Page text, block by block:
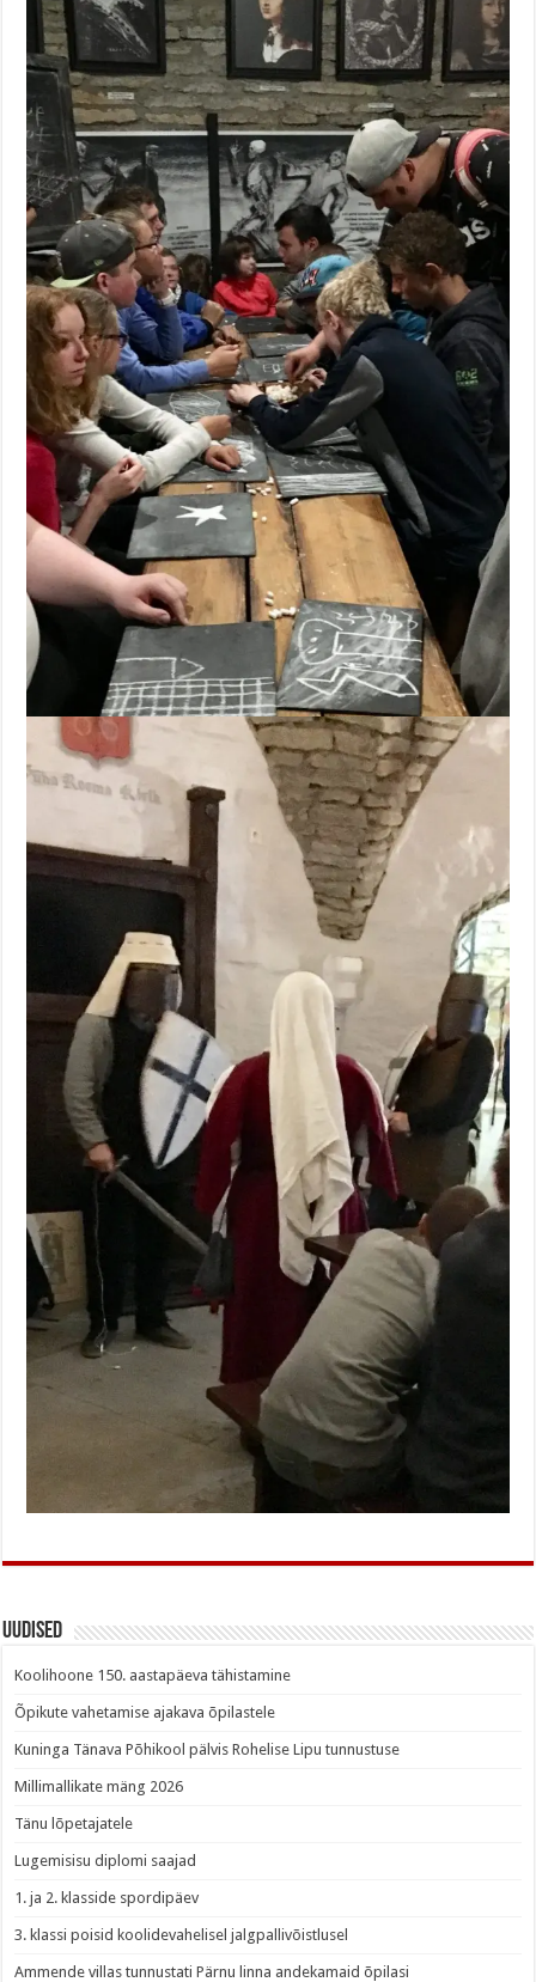
Uudised
Koolihoone 150. aastapäeva tähistamine
Õpikute vahetamise ajakava õpilastele
Kuninga Tänava Põhikool pälvis Rohelise Lipu tunnustuse
Millimallikate mäng 2026
Tänu lõpetajatele
Lugemisisu diplomi saajad
1. ja 2. klasside spordipäev
3. klassi poisid koolidevahelisel jalgpallivõistlusel
Ammende villas tunnustati Pärnu linna andekamaid õpilasi